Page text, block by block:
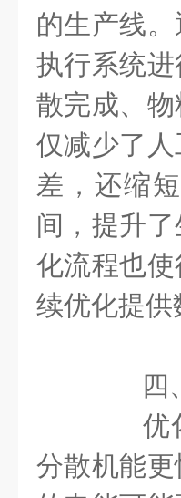
的生产线
执行系统
散完成、
仅减少了
差，还缩
间，提升
化流程也
续优化提供
四、
优化
分散机能